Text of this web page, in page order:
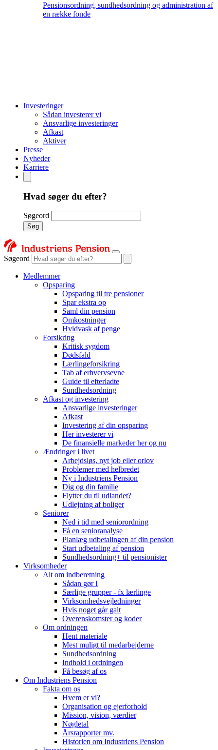
Pensionsordning, sundhedsordning og administration af
en række fonde
Investeringer
Sådan investerer vi
Ansvarlige investeringer
Afkast
Aktiver
Presse
Nyheder
Karriere
Hvad søger du efter?
Søgeord
Søg
Søgeord
Medlemmer
Opsparing
Opsparing til tre pensioner
Spar ekstra op
Saml din pension
Omkostninger
Hvidvask af penge
Forsikring
Kritisk sygdom
Dødsfald
Lærlingeforsikring
Tab af erhvervsevne
Guide til efterladte
Sundhedsordning
Afkast og investering
Ansvarlige investeringer
Afkast
Investering af din opsparing
Her investerer vi
De finansielle markeder her og nu
Ændringer i livet
Arbejdsløs, nyt job eller orlov
Problemer med helbredet
Ny i Industriens Pension
Dig og din familie
Flytter du til udlandet?
Udlejning af boliger
Seniorer
Ned i tid med seniorordning
Få en senioranalyse
Planlæg udbetalingen af din pension
Start udbetaling af pension
Sundhedsordning+ til pensionister
Virksomheder
Alt om indberetning
Sådan gør I
Særlige grupper - fx lærlinge
Virksomhedsvejledninger
Hvis noget går galt
Overenskomster og koder
Om ordningen
Hent materiale
Mest muligt til medarbejderne
Sundhedsordning
Indhold i ordningen
Få besøg af os
Om Industriens Pension
Fakta om os
Hvem er vi?
Organisation og ejerforhold
Mission, vision, værdier
Nøgletal
Årsrapporter mv.
Historien om Industriens Pension